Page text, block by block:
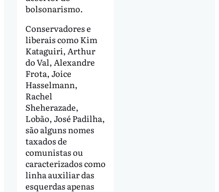
bolsonarismo.
Conservadores e
liberais como Kim
Kataguiri, Arthur
do Val, Alexandre
Frota, Joice
Hasselmann,
Rachel
Sheherazade,
Lobão, José Padilha,
são alguns nomes
taxados de
comunistas ou
caracterizados como
linha auxiliar das
esquerdas apenas